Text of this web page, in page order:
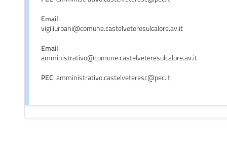
Email:
vigiliurbani@comune.castelveteresulcalore.av.it
Email:
amministrativo@comune.castelveteresulcalore.av.it
PEC: amministrativo.castelveteresc@pec.it